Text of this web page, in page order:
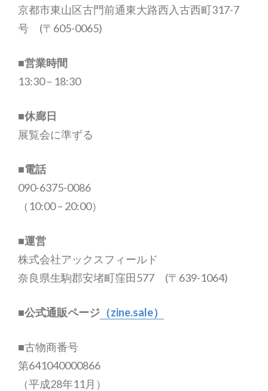
京都市東山区古門前通東大路西入古西町317-7
号 (〒605-0065)
■営業時間
13:30 – 18:30
■休廊日
展覧会に準ずる
■電話
090-6375-0086
（10:00 – 20:00）
■運営
株式会社アックスフィールド
奈良県生駒郡安堵町窪田577 (〒639-1064)
■公式通販ページ （zine.sale）
■古物商番号
第641040000866
（平成28年11月）